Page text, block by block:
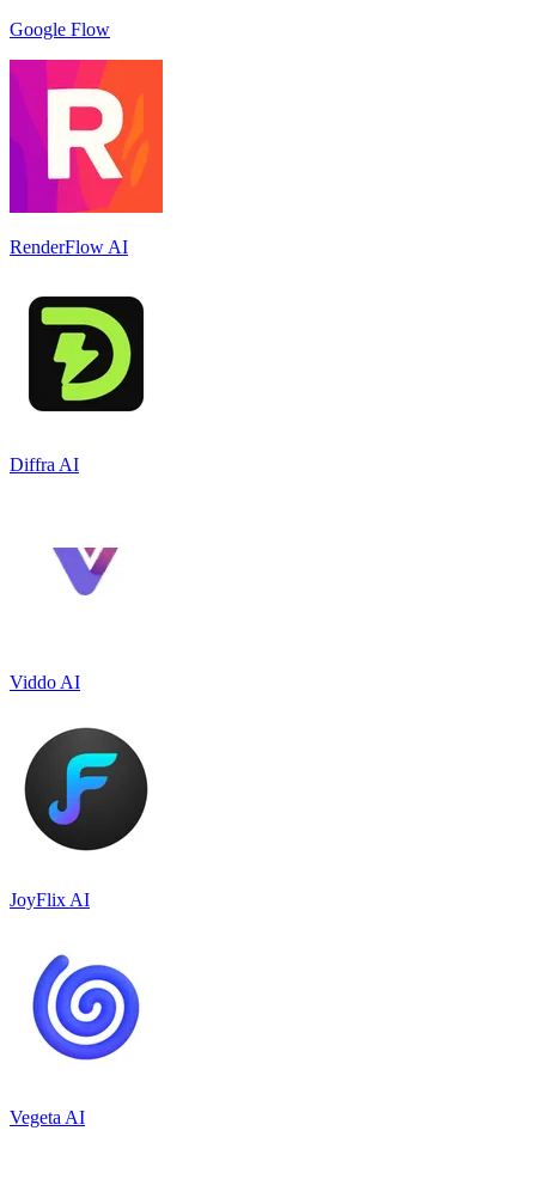
Google Flow
RenderFlow AI
Diffra AI
Viddo AI
JoyFlix AI
Vegeta AI